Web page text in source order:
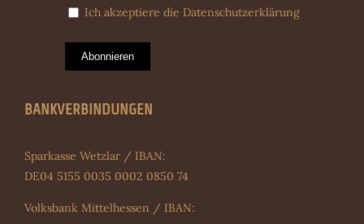
Ich akzeptiere die Datenschutzerklärung
Abonnieren
BANKVERBINDUNGEN
Sparkasse Wetzlar / IBAN:
DE04 5155 0035 0002 0850 74
Volksbank Mittelhessen / IBAN: